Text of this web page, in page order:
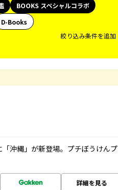
BOOKS スペシャルコラボ
D-Books
絞り込み条件を追加
沖縄」が新登場。プチぼうけんプ
詳細を見る